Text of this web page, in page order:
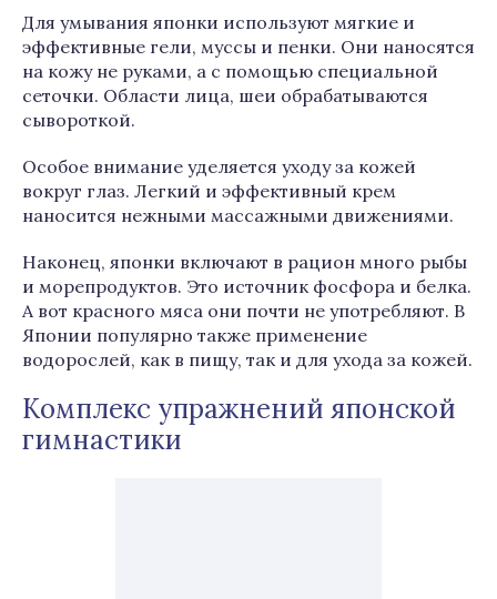
Для умывания японки используют мягкие и
эффективные гели, муссы и пенки. Они наносятся
на кожу не руками, а с помощью специальной
сеточки. Области лица, шеи обрабатываются
сывороткой.
Особое внимание уделяется уходу за кожей
вокруг глаз. Легкий и эффективный крем
наносится нежными массажными движениями.
Наконец, японки включают в рацион много рыбы
и морепродуктов. Это источник фосфора и белка.
А вот красного мяса они почти не употребляют. В
Японии популярно также применение
водорослей, как в пищу, так и для ухода за кожей.
Комплекс упражнений японской
гимнастики